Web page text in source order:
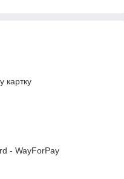
картку
- WayForPay